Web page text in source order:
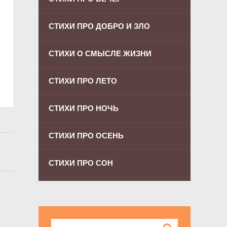
СТИХИ ПРО ДОБРО И ЗЛО
СТИХИ О СМЫСЛЕ ЖИЗНИ
СТИХИ ПРО ЛЕТО
СТИХИ ПРО НОЧЬ
СТИХИ ПРО ОСЕНЬ
СТИХИ ПРО СОН